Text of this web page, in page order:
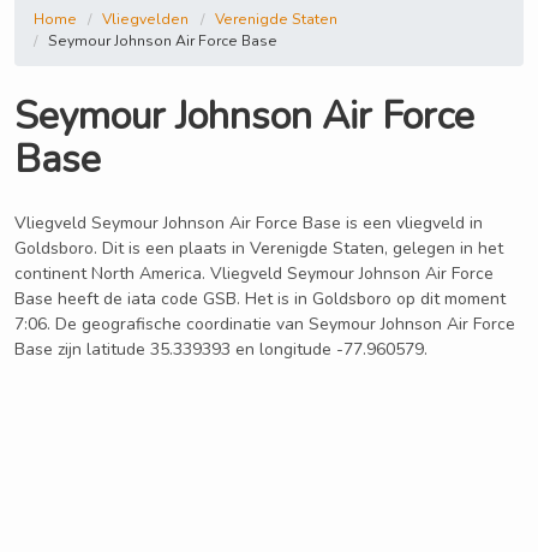
Home Vliegvelden
Verenigde Staten
Seymour Johnson Air Force Base
Seymour Johnson Air Force
Base
Vliegveld Seymour Johnson Air Force Base is een vliegveld in
Goldsboro. Dit is een plaats in Verenigde Staten, gelegen in het
continent North America. Vliegveld Seymour Johnson Air Force
Base heeft de iata code GSB. Het is in Goldsboro op dit moment
7:06. De geografische coordinatie van Seymour Johnson Air Force
Base zijn latitude 35.339393 en longitude -77.960579.